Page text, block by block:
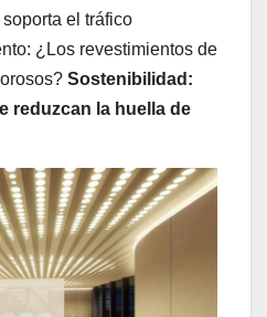
el tráfico
¿Los revestimientos de
Sostenibilidad:
reduzcan la huella de